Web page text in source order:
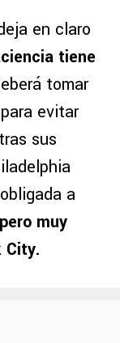
en claro
tiene
tomar
evitar
sus
a
muy
City.